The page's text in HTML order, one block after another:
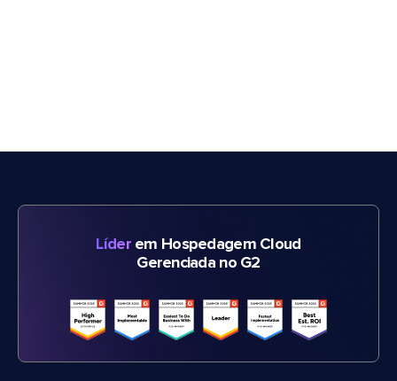
Líderem Hospedagem Cloud
Gerenciada no G2